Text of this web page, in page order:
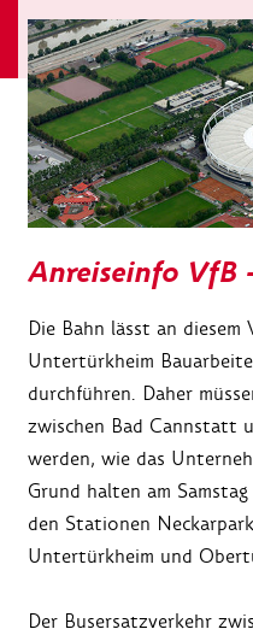
Anreiseinfo VfB
Die Bahn lässt an diesem
Untertürkheim
durchführen. Daher
zwischen Bad Cannstatt
werden, wie das
Grund halten am
den Stationen
Untertürkheim und
Der Busersatzverkehr